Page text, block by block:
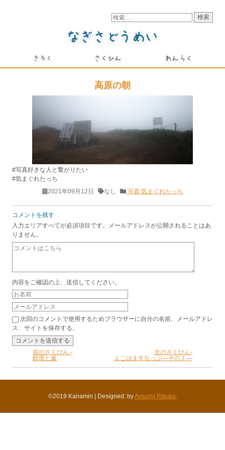
高原の朝
#写真好きな人と繋がりたい
#気まぐれたっち
2021年09月12日
なし 写真気まぐれたっち
コメントを残す
入力エリアすべてが必須項目です。メールアドレスが公開されることはあ
りません。
内容をご確認の上、送信してください。
次回のコメントで使用するためブラウザーに自分の名前、メールアドレ
ス、サイトを保存する。
前のさくひん -
鉄塔と嵐
次のさくひん-
よこはますなっぷ―その１―
©2019 Kanamin Designed: byArisumi Rikuka.